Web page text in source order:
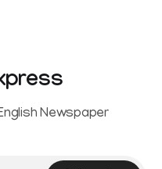
Newspaper